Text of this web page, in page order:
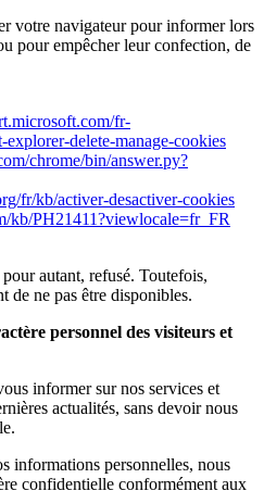
votre navigateur pour informer lors
pour empêcher leur confection, de
fr-
delete-manage-cookies
chrome/bin/answer.py?
fr/kb/activer-desactiver-cookies
kb/PH21411?viewlocale=fr_FR
autant, refusé. Toutefois,
de ne pas être disponibles.
personnel des visiteurs et
informer sur nos services et
actualités, sans devoir nous
informations personnelles, nous
confidentielle conformément aux